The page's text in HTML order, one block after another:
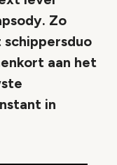
Zo
aan het
in